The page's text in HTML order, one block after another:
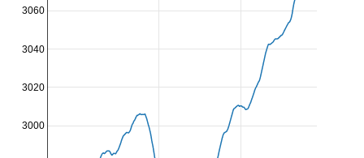
3000
3020
3040
3060